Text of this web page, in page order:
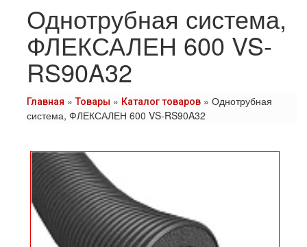
Однотрубная система,
ФЛЕКСАЛЕН 600 VS-
RS90A32
Главная »Товары » Каталог товаров » Однотрубная
система, ФЛЕКСАЛЕН 600 VS-RS90A32